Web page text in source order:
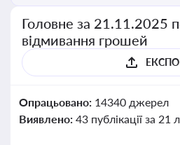
Головне за 21.11.2025
відмивання грошей
Опрацьовано: 14340 джерел
Виявлено: 43 публікації за 21